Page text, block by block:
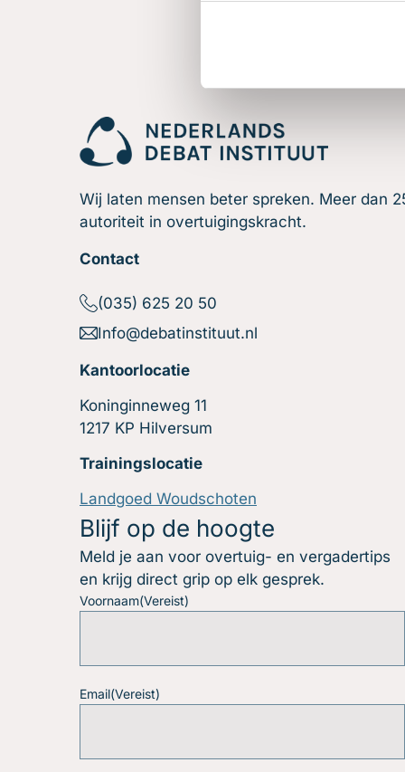
Wij laten mensen beter spreken. Meer dan
autoriteit in overtuigingskracht.
Contact
(035) 625 20 50
Info@debatinstituut.nl
Kantoorlocatie
Koninginneweg 11
1217 KP Hilversum
Trainingslocatie
Landgoed Woudschoten
Blijf op de hoogte
Meld je aan voor overtuig- en vergadertips
en krijg direct grip op elk gesprek.
Voornaam(Vereist)
Email(Vereist)